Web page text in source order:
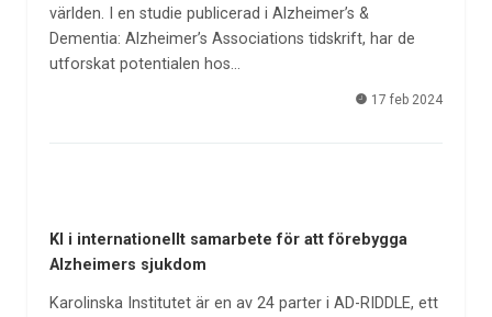
världen. I en studie publicerad i Alzheimer’s &
Dementia: Alzheimer’s Associations tidskrift, har de
utforskat potentialen hos…
17 feb 2024
KI i internationellt samarbete för att förebygga
Alzheimers sjukdom
Karolinska Institutet är en av 24 parter i AD-RIDDLE, ett